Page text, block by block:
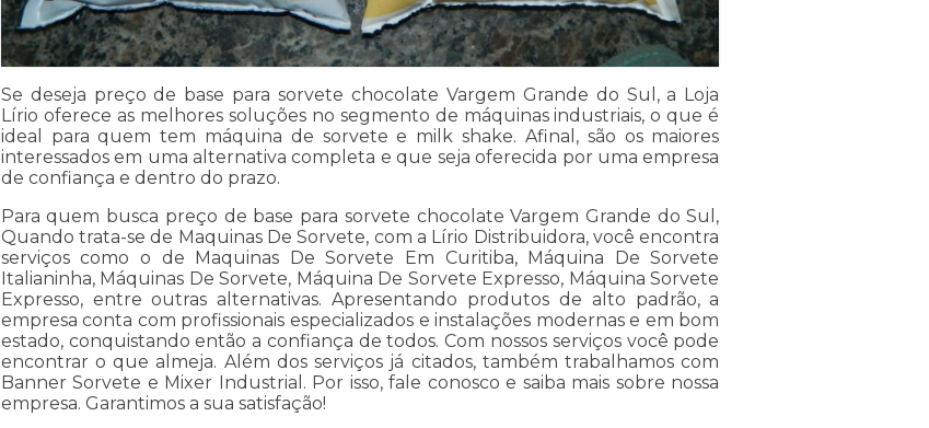
Se deseja preço de base para sorvete chocolate Vargem Grande do Sul, a Loja
Lírio oferece as melhores soluções no segmento de máquinas industriais, o que é
ideal para quem tem máquina de sorvete e milk shake. Afinal, são os maiores
interessados em uma alternativa completa e que seja oferecida por uma empresa
de confiança e dentro do prazo.
Para quem busca preço de base para sorvete chocolate Vargem Grande do Sul,
Quando trata-se de Maquinas De Sorvete, com a Lírio Distribuidora, você encontra
serviços como o de Maquinas De Sorvete Em Curitiba, Máquina De Sorvete
Italianinha, Máquinas De Sorvete, Máquina De Sorvete Expresso, Máquina Sorvete
Expresso, entre outras alternativas. Apresentando produtos de alto padrão, a
empresa conta com profissionais especializados e instalações modernas e em bom
estado, conquistando então a confiança de todos. Com nossos serviços você pode
encontrar o que almeja. Além dos serviços já citados, também trabalhamos com
Banner Sorvete e Mixer Industrial. Por isso, fale conosco e saiba mais sobre nossa
empresa. Garantimos a sua satisfação!